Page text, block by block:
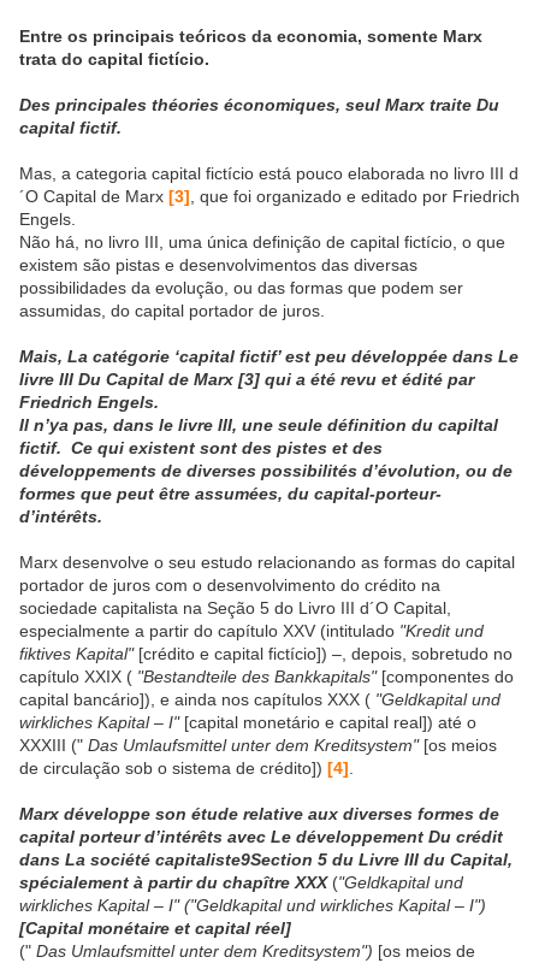
Entre os principais teóricos da economia, somente Marx
trata do capital fictício.
Des principales théories économiques, seul Marx traite Du
capital fictif.
Mas, a categoria capital fictício está pouco elaborada no livro III d
´O Capital de Marx [3] , que foi organizado e editado por Friedrich
Engels.
Não há, no livro III, uma única definição de capital fictício, o que
existem são pistas e desenvolvimentos das diversas
possibilidades da evolução, ou das formas que podem ser
assumidas, do capital portador de juros.
Mais, La catégorie ‘capital fictif’ est peu développée dans Le
livre III Du Capital de Marx [3] qui a été revu et édité par
Friedrich Engels.
Il n’ya pas, dans le livre III, une seule définition du capiltal
fictif. Ce qui existent sont des pistes et des
développements de diverses possibilités d’évolution, ou de
formes que peut être assumées, du capital-porteur-
d’intérêts.
Marx desenvolve o seu estudo relacionando as formas do capital
portador de juros com o desenvolvimento do crédito na
sociedade capitalista na Seção 5 do Livro III d´O Capital,
especialmente a partir do capítulo XXV (intitulado "Kredit und
fiktives Kapital"[crédito e capital fictício]) –, depois, sobretudo no
capítulo XXIX ( "Bestandteile des Bankkapitals"[componentes do
capital bancário]), e ainda nos capítulos XXX ( "Geldkapital und
wirkliches Kapital – I"[capital monetário e capital real]) até o
XXXIII (" Das Umlaufsmittel unter dem Kreditsystem"[os meios
de circulação sob o sistema de crédito]) [4]
Marx développe son étude relative aux diverses formes de
capital porteur d’intérêts avec Le développement Du crédit
dans La société capitaliste9Section 5 du Livre III du Capital,
spécialement à partir du chapître XXX("Geldkapital und
wirkliches Kapital – I" ("Geldkapital und wirkliches Kapital – I")
[Capital monétaire et capital réel]
(" Das Umlaufsmittel unter dem Kreditsystem") [os meios de